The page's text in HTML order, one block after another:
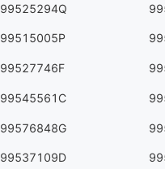
99525294Q
99515005P
99527746F
99545561C
99576848G
99537109D